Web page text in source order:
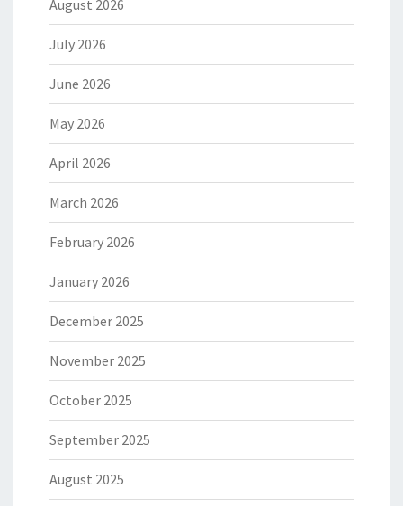
August 2026
July 2026
June 2026
May 2026
April 2026
March 2026
February 2026
January 2026
December 2025
November 2025
October 2025
September 2025
August 2025